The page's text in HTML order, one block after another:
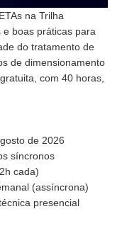
na Trilha
e boas práticas para
do tratamento de
de dimensionamento
com 40 horas,
de 2026
síncronos
cada)
(assíncrona)
presencial